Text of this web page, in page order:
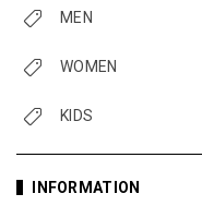
MEN
WOMEN
KIDS
INFORMATION